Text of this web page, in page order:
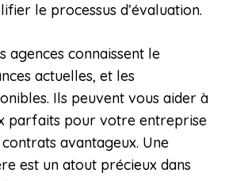
le processus d’évaluation.
agences connaissent le
actuelles, et les
Ils peuvent vous aider à
parfaits pour votre entreprise
avantageux. Une
est un atout précieux dans